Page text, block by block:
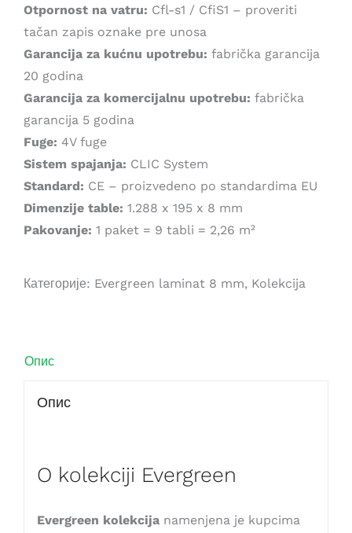
Otpornost na vatru: Cfl-s1 / CfiS1 – proveriti
tačan zapis oznake pre unosa
Garancija za kućnu upotrebu: fabrička garancija
20 godina
Garancija za komercijalnu upotrebu: fabrička
garancija 5 godina
Fuge: 4V fuge
Sistem spajanja: CLIC System
Standard: CE – proizvedeno po standardima EU
Dimenzije table: 1.288 x 195 x 8 mm
Pakovanje: 1 paket = 9 tabli = 2,26 m²
Категорије: Evergreen laminat 8 mm, Kolekcija
Опис
Опис
O kolekciji Evergreen
Evergreen kolekcijanamenjena je kupcima